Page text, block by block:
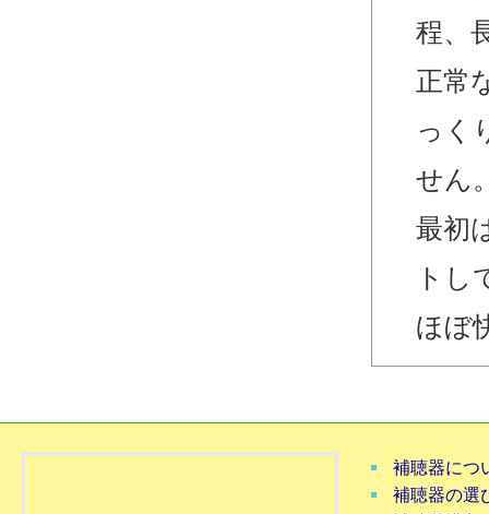
程、
正常
っく
せん
最初
トし
ほぼ
補聴器につ
補聴器の選